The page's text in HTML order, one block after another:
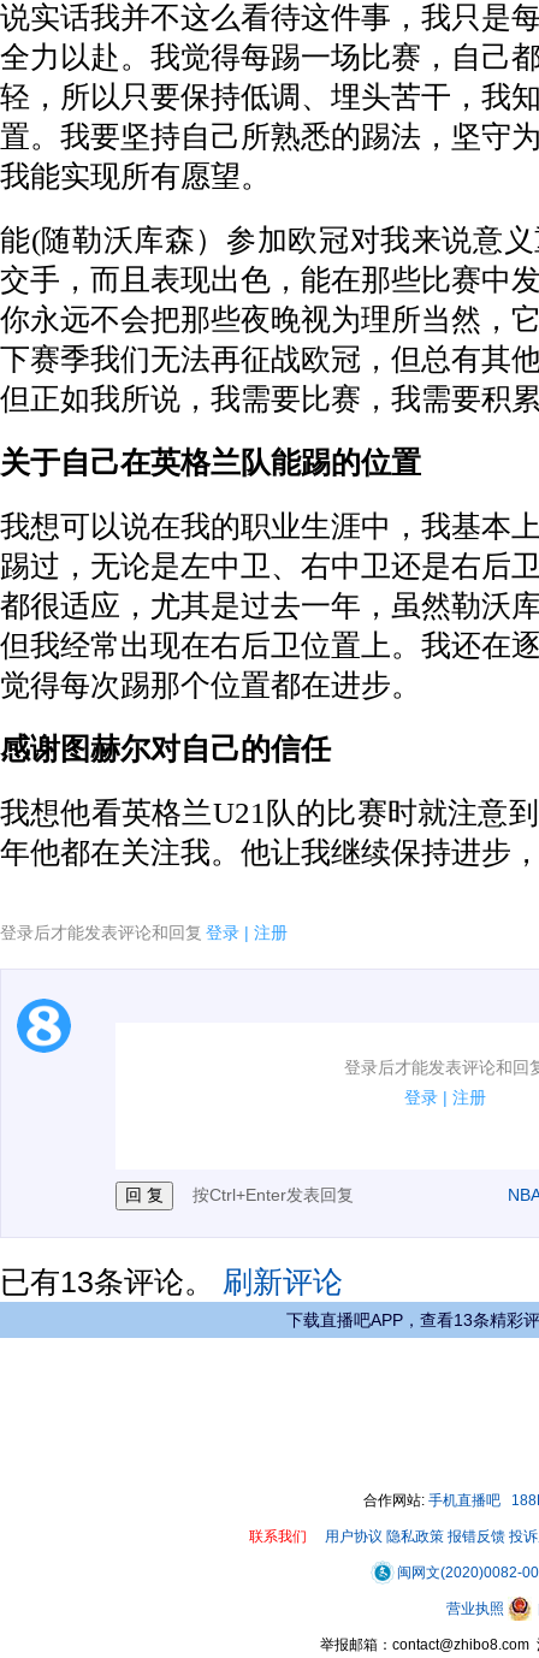
说实话我并不这么看待这件事，我只是
全力以赴。我觉得每踢一场比赛，自己
轻，所以只要保持低调、埋头苦干，我
置。我要坚持自己所熟悉的踢法，坚守
我能实现所有愿望。
能(随勒沃库森）参加欧冠对我来说意
交手，而且表现出色，能在那些比赛中
你永远不会把那些夜晚视为理所当然，
下赛季我们无法再征战欧冠，但总有其
但正如我所说，我需要比赛，我需要积
关于自己在英格兰队能踢的位置
我想可以说在我的职业生涯中，我基本
踢过，无论是左中卫、右中卫还是右后
都很适应，尤其是过去一年，虽然勒沃
但我经常出现在右后卫位置上。我还在
觉得每次踢那个位置都在进步。
感谢图赫尔对自己的信任
我想他看英格兰U21队的比赛时就注意
年他都在关注我。他让我继续保持进步
登录后才能发表评论和回复 登录 | 注册
登录后才能发表评论和回
登录 | 注册
1.电脑端新用户可以发表评论了！
按Ctrl+Enter发表回复
已有13条评论。 刷新评论
下载直播吧APP，查看13条精彩
合作网站: 手机直播吧
联系我们 用户协议 隐私政策 报错反馈 投
闽网文(2020)0082-
营业执照
举报邮箱：